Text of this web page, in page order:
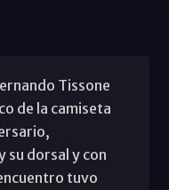
Tissone
de la camiseta
su dorsal y con
tuvo